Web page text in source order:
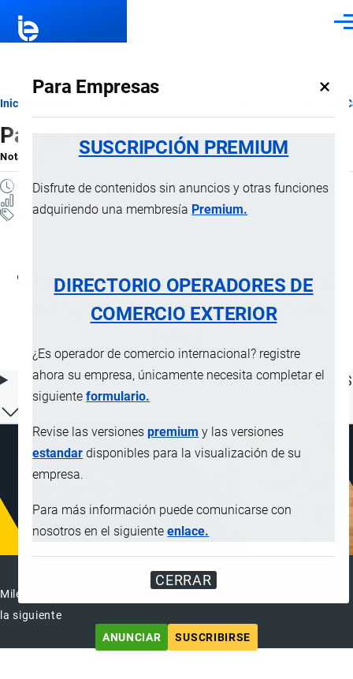
Para Empresas ×
SUSCRIPCIÓN PREMIUM
Disfrute de contenidos sin anuncios y otras funciones
adquiriendo una membresía Premium.
DIRECTORIO OPERADORES DE
COMERCIO EXTERIOR
¿Es operador de comercio internacional? registre
ahora su empresa, únicamente necesita completar el
siguienteformulario.
Revise las versionespremium y las versiones
estandar disponibles para la visualización de su
empresa.
Para más información puede comunicarse con
nosotros en el siguienteenlace.
CERRAR
Ruta
de
navegación
Inicio
Partida 90.03
Nota ExplicativaporImportaciones …, 22 Julio, 2024
2 MINUTOS
Notas Explicativas
90.03 Monturas (armazones) de gafas
(anteojos) o artículos similares y sus
ÍNDICE DE CONTENIDOS
ANUNCIAR EMPRESA
Miles de visitantes ya vieron este anuncio, tu empresa puede ser
la siguiente
ANUNCIAR
SUSCRIBIRSE